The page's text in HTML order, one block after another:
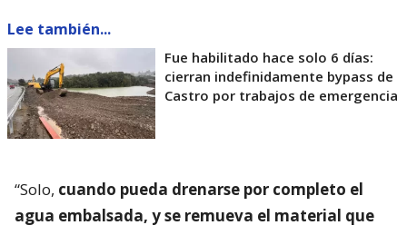
Lee también...
Fue habilitado hace solo 6 días:
cierran indefinidamente bypass de
Castro por trabajos de emergencia
“Solo, cuando pueda drenarse por completo el
agua embalsada, y se remueva el material que